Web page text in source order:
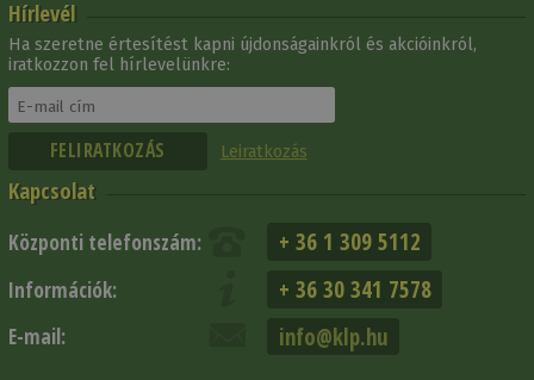
Hírlevél
Ha szeretne értesítést kapni újdonságainkról és akcióinkról,
iratkozzon fel hírlevelünkre:
Leiratkozás
Kapcsolat
Központi telefonszám: + 36 1 309 5112
Információk: + 36 30 341 7578
E-mail: info@klp.hu